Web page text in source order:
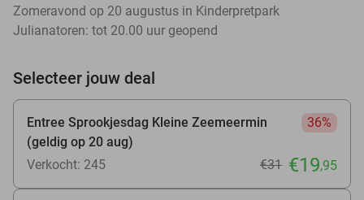
Zomeravond op 20 augustus in Kinderpretpark
Julianatoren: tot 20.00 uur geopend
Selecteer jouw deal
Entree Sprookjesdag Kleine Zeemeermin
(geldig op 20 aug)
36%
Verkocht: 245 €31 €19,95